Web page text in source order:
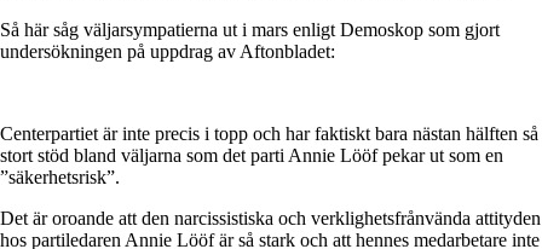
Så här såg väljarsympatierna ut i mars enligt Demoskop som gjort
undersökningen på uppdrag av Aftonbladet:
Centerpartiet är inte precis i topp och har faktiskt bara nästan hälften så
stort stöd bland väljarna som det parti Annie Lööf pekar ut som en
”säkerhetsrisk”.
Det är oroande att den narcissistiska och verklighetsfrånvända attityden
hos partiledaren Annie Lööf är så stark och att hennes medarbetare inte